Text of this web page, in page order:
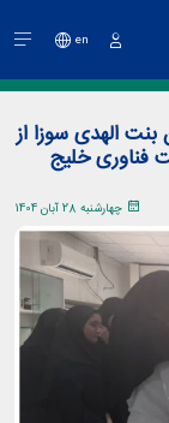
en
الهدی سوزا از
فناوری خلیج
چهارشنبه 28 آبان 1404